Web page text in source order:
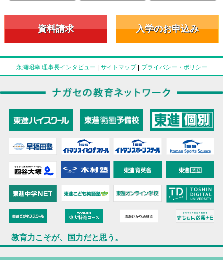
資料請求 入学のお申込み
永瀬昭幸 理事長インタビュー | サイトマップ| プライバシー・ポリシー
教育力こそが、国力だと思う。